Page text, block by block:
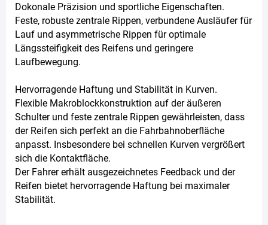
Dokonale Präzision und sportliche Eigenschaften.
Feste, robuste zentrale Rippen, verbundene Ausläufer für
Lauf und asymmetrische Rippen für optimale
Längssteifigkeit des Reifens und geringere
Laufbewegung.
Hervorragende Haftung und Stabilität in Kurven.
Flexible Makroblockkonstruktion auf der äußeren
Schulter und feste zentrale Rippen gewährleisten, dass
der Reifen sich perfekt an die Fahrbahnoberfläche
anpasst. Insbesondere bei schnellen Kurven vergrößert
sich die Kontaktfläche.
Der Fahrer erhält ausgezeichnetes Feedback und der
Reifen bietet hervorragende Haftung bei maximaler
Stabilität.